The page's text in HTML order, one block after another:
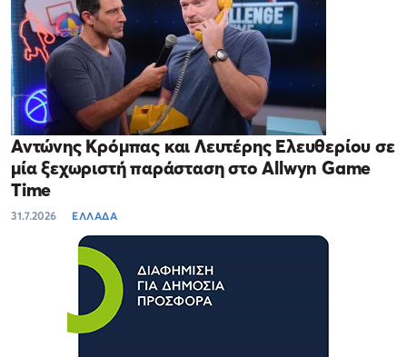
Αντώνης Κρόμπας και Λευτέρης Ελευθερίου σε
μία ξεχωριστή παράσταση στο Allwyn Game
Time
31.7.2026 ΕΛΛΑΔΑ